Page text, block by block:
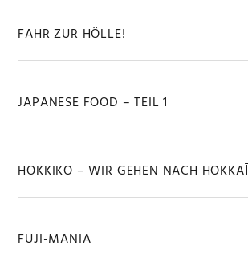
FAHR ZUR HÖLLE!
JAPANESE FOOD – TEIL 1
HOKKIKO – WIR GEHEN NACH
FUJI-MANIA